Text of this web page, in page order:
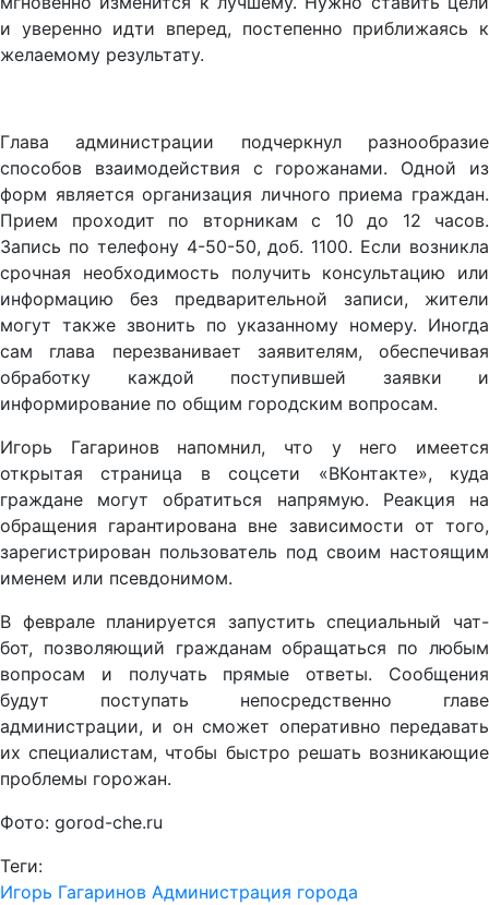
и уверенно идти вперед, постепенно приближаясь к
желаемому результату.
Глава администрации подчеркнул разнообразие
способов взаимодействия с горожанами. Одной из
форм является организация личного приема граждан.
Прием проходит по вторникам с 10 до 12 часов.
Запись по телефону 4-50-50, доб. 1100. Если возникла
срочная необходимость получить консультацию или
информацию без предварительной записи, жители
могут также звонить по указанному номеру. Иногда
сам глава перезванивает заявителям, обеспечивая
обработку каждой поступившей заявки и
информирование по общим городским вопросам.
Игорь Гагаринов напомнил, что у него имеется
открытая страница в соцсети «ВКонтакте», куда
граждане могут обратиться напрямую. Реакция на
обращения гарантирована вне зависимости от того,
зарегистрирован пользователь под своим настоящим
именем или псевдонимом.
В феврале планируется запустить специальный чат-
бот, позволяющий гражданам обращаться по любым
вопросам и получать прямые ответы. Сообщения
будут поступать непосредственно главе
администрации, и он сможет оперативно передавать
их специалистам, чтобы быстро решать возникающие
проблемы горожан.
Фото: gorod-che.ru
Теги:
Игорь Гагаринов Администрация города